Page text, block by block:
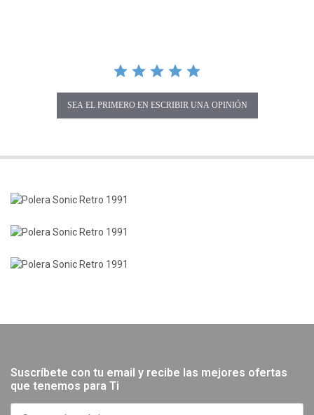
SEA EL PRIMERO EN ESCRIBIR UNA OPINIÓN
Suscríbete con tu email y recibe las mejores ofertas
que tenemos para Ti